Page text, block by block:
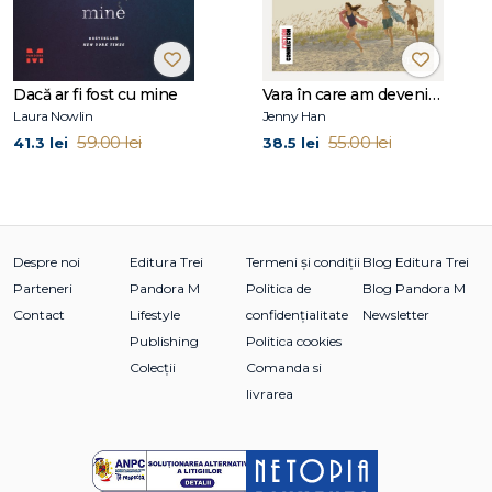
multipremiate, două dintre ele fiind publicate postum. În
2009, a fost prima scriitoare care a primit postum Carnegie
Dacă ar fi fost cu mine
Laura Nowlin
41.3 lei 59.00 lei
Vara în care am devenit frumoasă (seria Vara, vol. 1, ediție tie-in)
Jenny Han
38.5 lei 55.00 lei
Despre noi
Parteneri
Contact
Editura Trei
Pandora M
Lifestyle
Publishing
Colecții
Termeni și condiții
Politica de
confidențialitate
Politica cookies
Comanda si
livrarea
Blog Editura Trei
Blog Pandora M
Newsletter